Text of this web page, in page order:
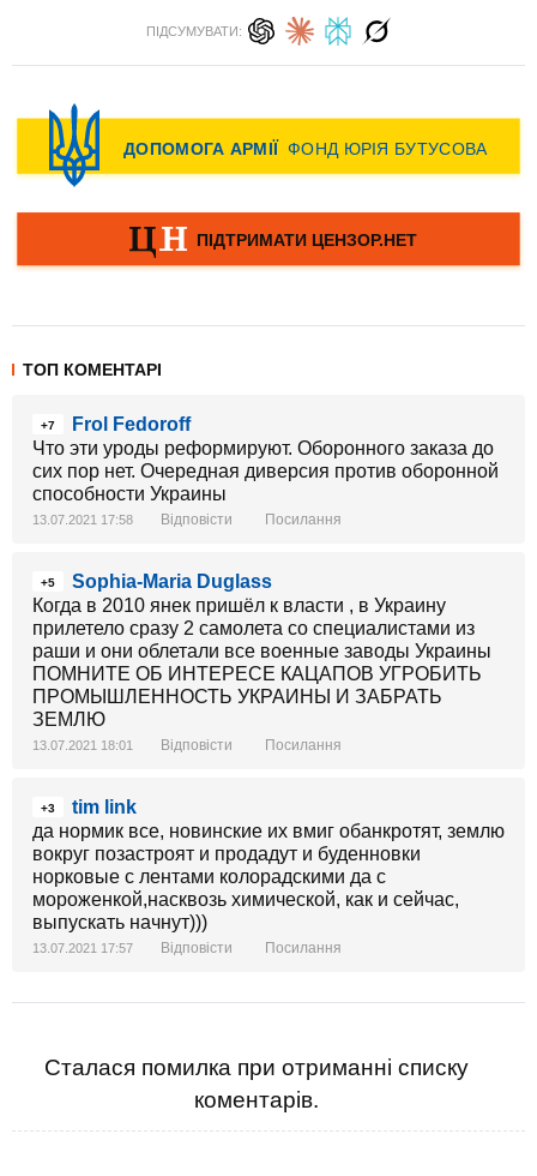
ПІДСУМУВАТИ:
ТОП КОМЕНТАРІ
+7
Frol Fedoroff
Что эти уроды реформируют. Оборонного заказа до
сих пор нет. Очередная диверсия против оборонной
способности Украины
13.07.2021 17:58 Відповісти Посилання
+5
Sophia-Maria Duglass
Когда в 2010 янек пришёл к власти , в Украину
прилетело сразу 2 самолета со специалистами из
раши и они облетали все военные заводы Украины
ПОМНИТЕ ОБ ИНТЕРЕСЕ КАЦАПОВ УГРОБИТЬ
ПРОМЫШЛЕННОСТЬ УКРАИНЫ И ЗАБРАТЬ
ЗЕМЛЮ
13.07.2021 18:01 Відповісти Посилання
+3
tim link
да нормик все, новинские их вмиг обанкротят, землю
вокруг позастроят и продадут и буденновки
норковые с лентами колорадскими да с
мороженкой,насквозь химической, как и сейчас,
выпускать начнут)))
13.07.2021 17:57 Відповісти Посилання
Сталася помилка при отриманні списку
коментарів.